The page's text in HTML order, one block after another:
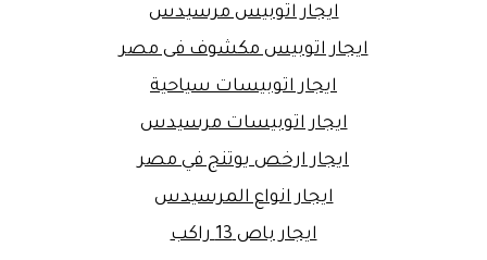
ايجار اتوبيس مرسيدس
ايجار اتوبيس مكشوف فى مصر
ايجار اتوبيسات سياحية
ايجار اتوبيسات مرسيدس
ايجار ارخص يوتنج في مصر
ايجار انواع المرسيدس
ايجار باص 13 راكب